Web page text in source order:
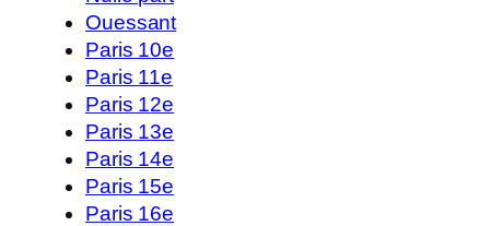
Ouessant
Paris 10e
Paris 11e
Paris 12e
Paris 13e
Paris 14e
Paris 15e
Paris 16e